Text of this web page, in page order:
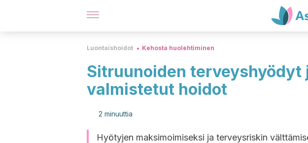
Luontaishoidot Kehosta huolehtiminen
Sitruunoiden terveyshyödyt
valmistetut hoidot
2 minuuttia
Hyötyjen maksimoimiseksi ja terveysriskin